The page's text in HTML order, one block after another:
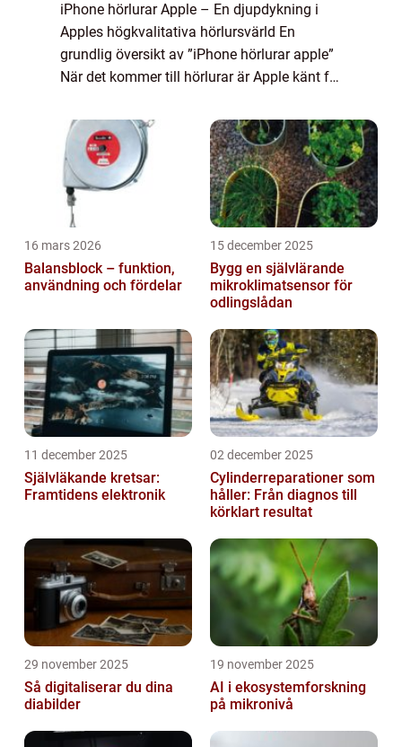
iPhone hörlurar Apple – En djupdykning i
Apples högkvalitativa hörlursvärld En
grundlig översikt av ”iPhone hörlurar apple”
När det kommer till hörlurar är Apple känt för
stilren design. ...
16 mars 2026
Balansblock – funktion,
användning och fördelar
15 december 2025
Bygg en självlärande
mikroklimatsensor för
odlingslådan
11 december 2025
Självläkande kretsar:
Framtidens elektronik
02 december 2025
Cylinderreparationer som
håller: Från diagnos till
körklart resultat
29 november 2025
Så digitaliserar du dina
diabilder
19 november 2025
AI i ekosystemforskning
på mikronivå